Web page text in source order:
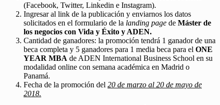
(Facebook, Twitter, Linkedin e Instagram).
Ingresar al link de la publicación y enviarnos los datos
solicitados en el formulario de la landing page de Máster de
los negocios con Vida y Éxito y ADEN.
Cantidad de ganadores: la promoción tendrá 1 ganador de una
beca completa y 5 ganadores para 1 media beca para el ONE
YEAR MBA de ADEN International Business School en su
modalidad online con semana académica en Madrid o
Panamá.
Fecha de la promoción del 20 de marzo al 20 de mayo de
2018.